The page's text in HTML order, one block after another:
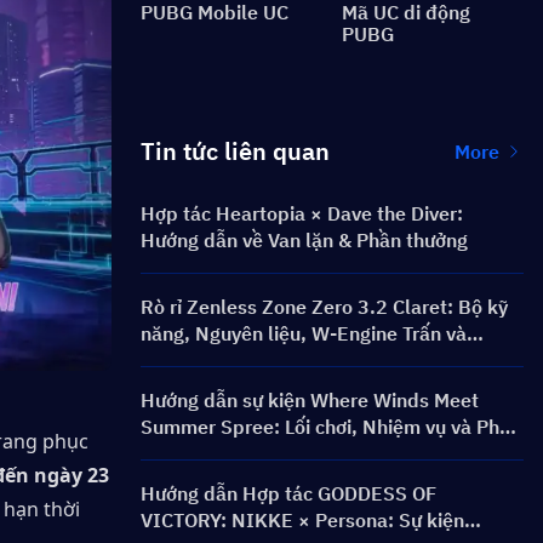
phục
ngày 23
thời
PUBG Mobile UC
Mã UC di động
PUBG
Tin tức liên quan More
Hợp tác Heartopia × Dave the Diver:
Hướng dẫn về Van lặn & Phần thưởng
Rò rỉ Zenless Zone Zero 3.2 Claret: Bộ kỹ
năng, Nguyên liệu, W-Engine Trấn và
Mindscape Cinema
Hướng dẫn sự kiện Where Winds Meet
Summer Spree: Lối chơi, Nhiệm vụ và Phần
thưởng
Hướng dẫn Hợp tác GODDESS OF
VICTORY: NIKKE × Persona: Sự kiện